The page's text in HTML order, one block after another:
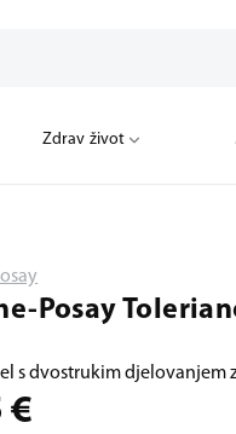
Zdrav život
Posay
s dvostrukim djelovanjem
€